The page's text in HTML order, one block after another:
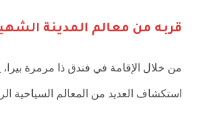
قربه من معالم المدينة
من خلال الإقامة في فندق ذا مرمرة بيرا،
استكشاف العديد من المعالم السياحية